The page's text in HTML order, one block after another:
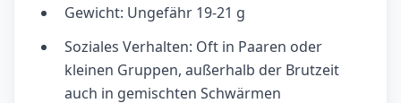
Gewicht: Ungefähr 19-21 g
Soziales Verhalten: Oft in Paaren oder
kleinen Gruppen, außerhalb der Brutzeit
auch in gemischten Schwärmen